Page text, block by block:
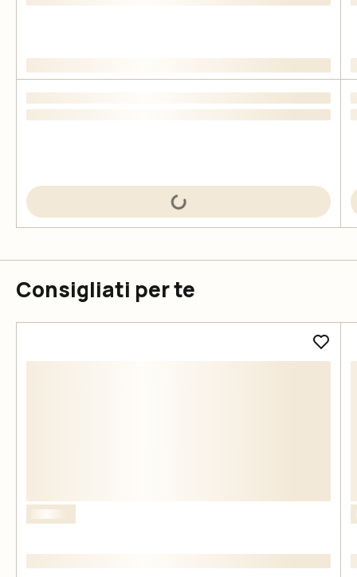
Consigliati per te